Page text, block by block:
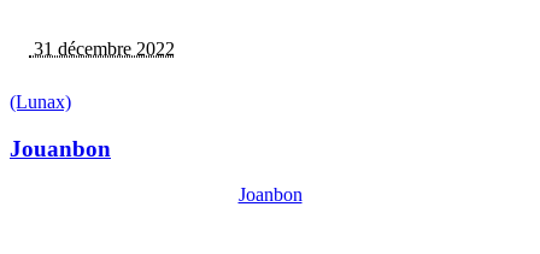
31 décembre 2022
(Lunax)
Jouanbon
Joanbon